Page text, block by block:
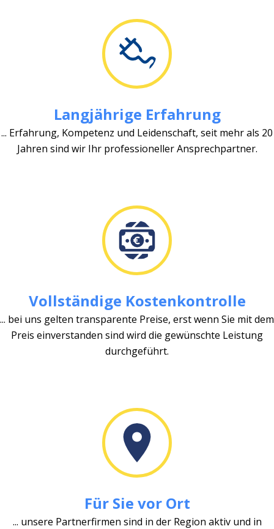
Langjährige Erfahrung
... Erfahrung, Kompetenz und Leidenschaft, seit mehr als 20
Jahren sind wir Ihr professioneller Ansprechpartner.
Vollständige Kostenkontrolle
... bei uns gelten transparente Preise, erst wenn Sie mit dem
Preis einverstanden sind wird die gewünschte Leistung
durchgeführt.
Für Sie vor Ort
... unsere Partnerfirmen sind in der Region aktiv und in